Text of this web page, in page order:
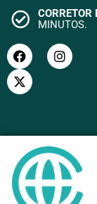
CORRETOR
MINUTOS.